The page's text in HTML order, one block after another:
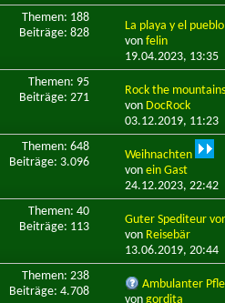
Themen: 188
Beiträge: 828
La playa y el
vonfelin
19.04.2023, 13:35
Themen: 95
Beiträge: 271
Rock the mountains
von DocRock
03.12.2019, 11:23
Themen: 648
Beiträge: 3.096
Weihnachten
vonein Gast
24.12.2023,22:42
Themen: 40
Beiträge: 113
Guter Spediteur
von Reisebär
13.06.2019,20:44
Themen: 238
Beiträge: 4.708
Ambulanter
vongordita